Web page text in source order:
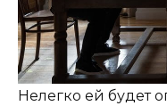
Нелегко ей будет